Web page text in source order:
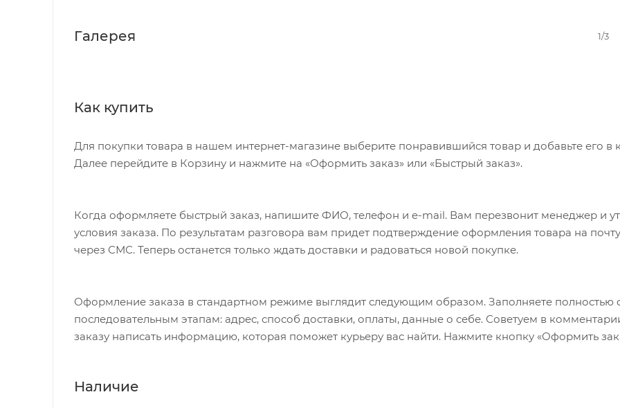
Галерея 1/3
Как купить
Для покупки товара в нашем интернет-магазине выберите понравившийся товар и добавьте его в
Далее перейдите в Корзину и нажмите на «Оформить заказ» или «Быстрый заказ».
Когда оформляете быстрый заказ, напишите ФИО, телефон и e-mail. Вам перезвонит менеджер и
условия заказа. По результатам разговора вам придет подтверждение оформления товара на
через СМС. Теперь останется только ждать доставки и радоваться новой покупке.
Оформление заказа в стандартном режиме выглядит следующим образом. Заполняете полностью
последовательным этапам: адрес, способ доставки, оплаты, данные о себе. Советуем в
заказу написать информацию, которая поможет курьеру вас найти. Нажмите кнопку «Оформить
Наличие